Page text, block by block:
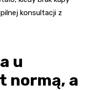
konsultacji z
u
normą, a